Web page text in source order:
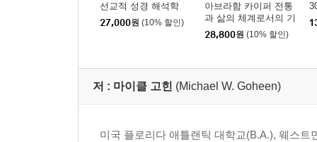
선교적 성경 해석학
27,000원 (10% 할인)
아브라함 카이퍼 전통
과 삶의 체계로서의 기
독교 신앙
28,800원 (10% 할인)
저 : 마이클 고힌 (Michael W. Goheen)
미국 플로리다 애틀랜틱 대학교(B.A.), 웨스